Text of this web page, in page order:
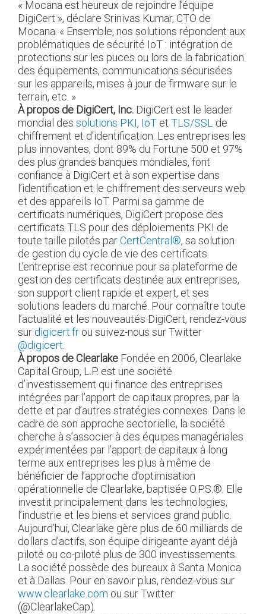
« Mocana est heureux de rejoindre l’équipe
DigiCert », déclare Srinivas Kumar, CTO de
Mocana. « Ensemble, nos solutions répondent aux
problématiques de sécurité IoT : intégration de
protections sur les puces ou lors de la fabrication
des équipements, communications sécurisées
sur les appareils, mises à jour de firmware sur le
terrain, etc. »
À propos de DigiCert, Inc. DigiCert est le leader
mondial des solutions PKI, IoT et TLS/SSL de
chiffrement et d’identification. Les entreprises les
plus innovantes, dont 89% du Fortune 500 et 97%
des plus grandes banques mondiales, font
confiance à DigiCert et à son expertise dans
l’identification et le chiffrement des serveurs web
et des appareils IoT. Parmi sa gamme de
certificats numériques, DigiCert propose des
certificats TLS pour des déploiements PKI de
toute taille pilotés parCertCentral®, sa solution
de gestion du cycle de vie des certificats.
L’entreprise est reconnue pour sa plateforme de
gestion des certificats destinée aux entreprises,
son support client rapide et expert, et ses
solutions leaders du marché. Pour connaître toute
l’actualité et les nouveautés DigiCert, rendez-vous
sur digicert.fr ou suivez-nous sur Twitter
@digicert.
À propos de Clearlake Fondée en 2006, Clearlake
Capital Group, L.P. est une société
d’investissement qui finance des entreprises
intégrées par l’apport de capitaux propres, par la
dette et par d’autres stratégies connexes. Dans le
cadre de son approche sectorielle, la société
cherche à s’associer à des équipes managériales
expérimentées par l’apport de capitaux à long
terme aux entreprises les plus à même de
bénéficier de l’approche d’optimisation
opérationnelle de Clearlake, baptisée O.P.S.®. Elle
investit principalement dans les technologies,
l’industrie et les biens et services grand public.
Aujourd’hui, Clearlake gère plus de 60 milliards de
dollars d’actifs, son équipe dirigeante ayant déjà
piloté ou co-piloté plus de 300 investissements.
La société possède des bureaux à Santa Monica
et à Dallas. Pour en savoir plus, rendez-vous sur
www.clearlake.com ou sur Twitter
(@ClearlakeCap).